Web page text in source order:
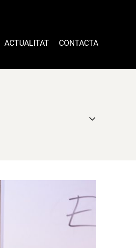
ACTUALITAT CONTACTA